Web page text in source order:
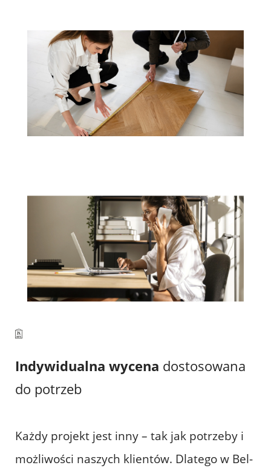
Indywidualna wycena dostosowana
do potrzeb
Każdy projekt jest inny – tak jak potrzeby i
możliwości naszych klientów. Dlatego w Bel-